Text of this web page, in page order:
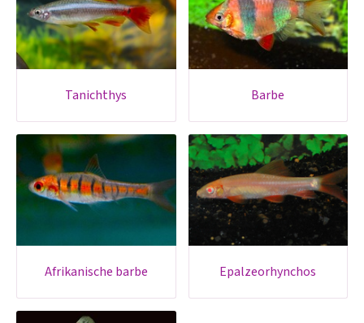
tanichthys barbe
afrikanische barbe epalzeorhynchos